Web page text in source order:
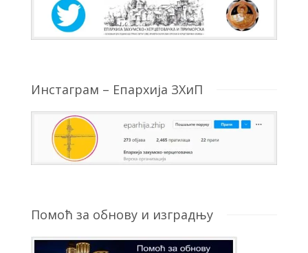
Инстаграм – Епархија ЗХиП
Помоћ за обнову и изградњу